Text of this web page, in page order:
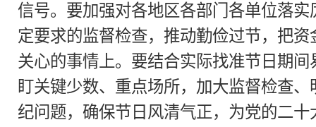
信号。要加强对各地区各部门各单位落
定要求的监督检查，推动勤俭过节，把
关心的事情上。要结合实际找准节日期间
盯关键少数、重点场所，加大监督检查
纪问题，确保节日风清气正，为党的二